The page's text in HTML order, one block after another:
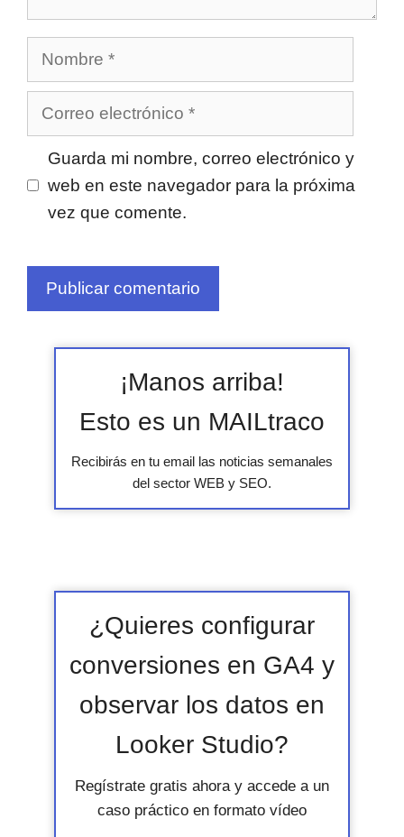
Nombre
Correo
Guarda mi nombre, correo electrónico y
web en este navegador para la próxima
vez que comente.
¡Manos arriba!
Esto es un MAILtraco
Recibirás en tu email las noticias semanales
del sector WEB y SEO.
¿Quieres configurar
conversiones en GA4 y
observar los datos en
Looker Studio?
Regístrate gratis ahora y accede a un
caso práctico en formato vídeo